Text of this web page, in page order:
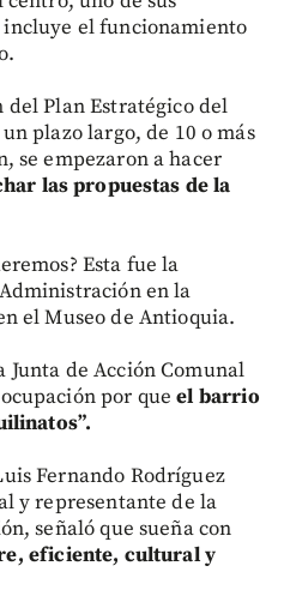
el funcionamiento
Plan Estratégico del
plazo largo, de 10 o más
se empezaron a hacer
las propuestas de la
Esta fue la
en la
el Museo de Antioquia.
de Acción Comunal
por que el barrio
Fernando Rodríguez
y representante de la
señaló que sueña con
eficiente, cultural y